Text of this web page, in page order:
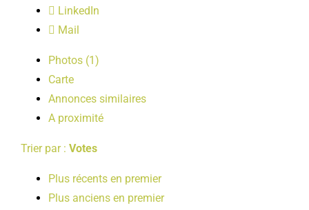
PUBLICATIONS
LinkedIn
Mail
Photos (1)
Carte
Annonces similaires
A proximité
Trier par : Votes
Plus récents en premier
Plus anciens en premier